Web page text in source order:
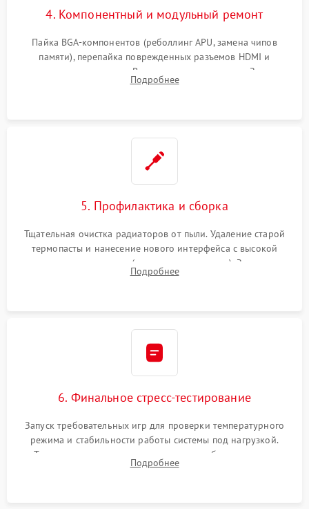
4. Компонентный и модульный ремонт
Пайка BGA-компонентов (реболлинг APU, замена чипов
памяти), перепайка поврежденных разъемов HDMI и
контроллеров питания. Восстановление дорожек. Замена
неисправного жесткого диска, SSD или лазерной головки
Подробнее
5. Профилактика и сборка
Тщательная очистка радиаторов от пыли. Удаление старой
термопасты и нанесение нового интерфейса с высокой
теплопроводностью (или жидкого металла). Замена
термопрокладок. Аккуратная сборка консоли и подключение
Подробнее
6. Финальное стресс-тестирование
Запуск требовательных игр для проверки температурного
режима и стабильности работы системы под нагрузкой.
Тестирование привода, синхронизации беспроводных
геймпадов, выхода в сеть и выдачи изображения без
Подробнее